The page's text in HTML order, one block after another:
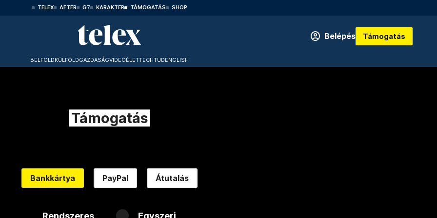
TELEX AFTER G7 KARAKTER TÁMOGATÁS SHOP
Belépés Támogatás
BELFÖLDKÜLFÖLDGAZDASÁGVIDEÓÉLETTECHTUDENGLISH
Támogatás
Bankkártya PayPal Átutalás
Rendszeres Egyszeri